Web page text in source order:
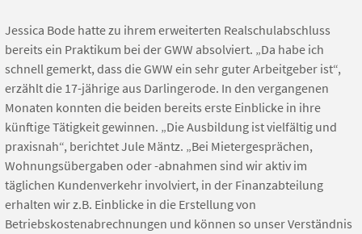
Jessica Bode hatte zu ihrem erweiterten Realschulabschluss
bereits ein Praktikum bei der GWW absolviert. „Da habe ich
schnell gemerkt, dass die GWW ein sehr guter Arbeitgeber ist“,
erzählt die 17-jährige aus Darlingerode. In den vergangenen
Monaten konnten die beiden bereits erste Einblicke in ihre
künftige Tätigkeit gewinnen. „Die Ausbildung ist vielfältig und
praxisnah“, berichtet Jule Mäntz. „Bei Mietergesprächen,
Wohnungsübergaben oder -abnahmen sind wir aktiv im
täglichen Kundenverkehr involviert, in der Finanzabteilung
erhalten wir z.B. Einblicke in die Erstellung von
Betriebskostenabrechnungen und können so unser Verständnis